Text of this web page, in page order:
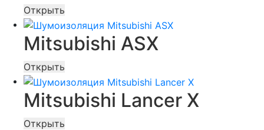
Открыть
Mitsubishi ASX
Открыть
Mitsubishi Lancer X
Открыть